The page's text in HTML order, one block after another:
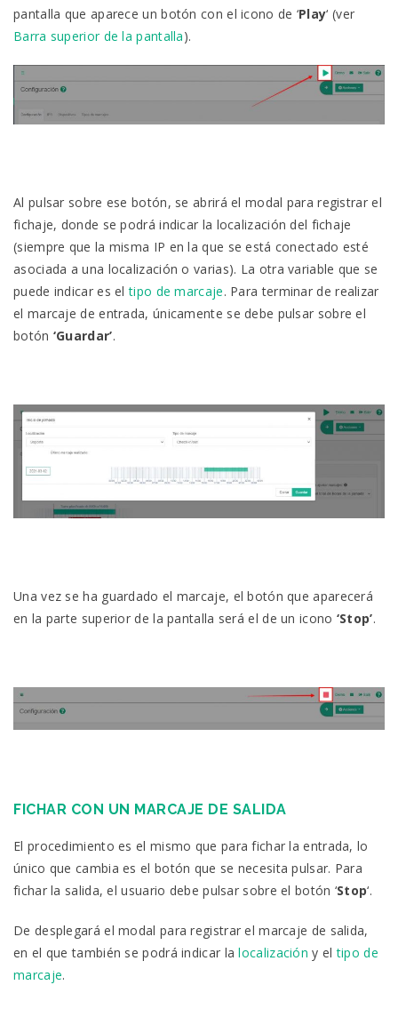
pantalla que aparece un botón con el icono de ‘Play‘ (ver
Barra superior de la pantalla).
Al pulsar sobre ese botón, se abrirá el modal para registrar el
fichaje, donde se podrá indicar la localización del fichaje
(siempre que la misma IP en la que se está conectado esté
asociada a una localización o varias). La otra variable que se
puede indicar es eltipo de marcaje. Para terminar de realizar
el marcaje de entrada, únicamente se debe pulsar sobre el
botón ‘Guardar’.
Una vez se ha guardado el marcaje, el botón que aparecerá
en la parte superior de la pantalla será el de un icono ‘Stop’.
FICHAR CON UN MARCAJE DE SALIDA
El procedimiento es el mismo que para fichar la entrada, lo
único que cambia es el botón que se necesita pulsar. Para
fichar la salida, el usuario debe pulsar sobre el botón ‘Stop‘.
De desplegará el modal para registrar el marcaje de salida,
en el que también se podrá indicar lalocalización y eltipo de
marcaje.